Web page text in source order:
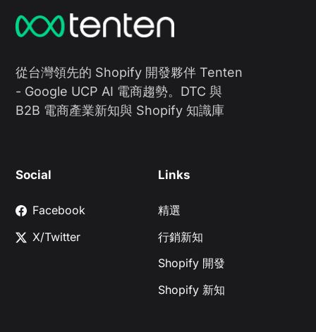
從台灣領先的 Shopify 開發夥伴 Tenten
- Google UCP AI 電商趨勢。DTC 與
B2B 電商產業新知與 Shopify 知識庫
Social
Facebook
X/Twitter
Links
精選
行銷新知
Shopify 開發
Shopify 新知